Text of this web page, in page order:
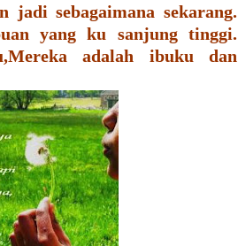
sebagaimana sekarang.
yang ku sanjung tinggi.
adalah ibuku dan